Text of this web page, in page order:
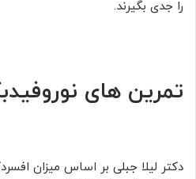
را جدی بگیرند.
تمرین های
دکتر لیلا جبلی بر اساس میزان